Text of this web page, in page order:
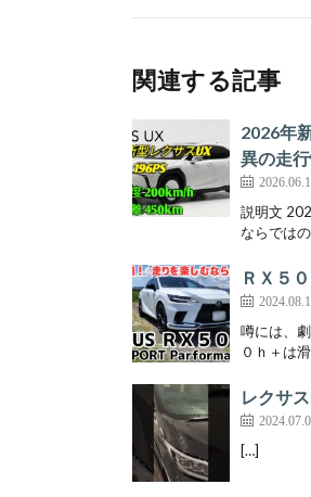
関連する記事
2026年
異の走
説明文
ならでは
ＲＸ５
噂には、
０ｈ＋は
レクサ
[…]